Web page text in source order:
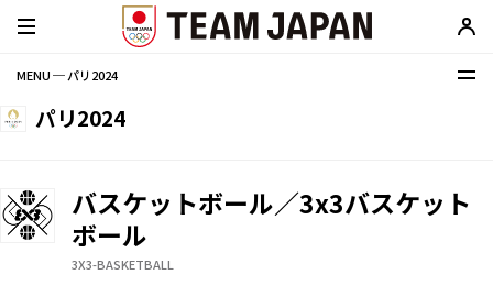
MENU ─ パリ2024
パリ2024
バスケットボール／3x3バスケット
ボール
3X3-BASKETBALL